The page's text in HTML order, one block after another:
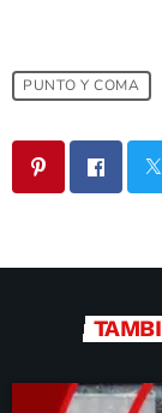
PUNTO Y COMA